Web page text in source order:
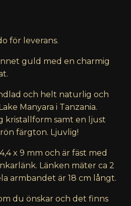
för leverans.
guld med en charmig
och helt naturlig och
Manyara i Tanzania.
kristallform samt en ljust
färgton. Ljuvlig!
x 9 mm och är fäst med
Länken mäter ca 2
armbandet är 18 cm långt.
du önskar och det finns